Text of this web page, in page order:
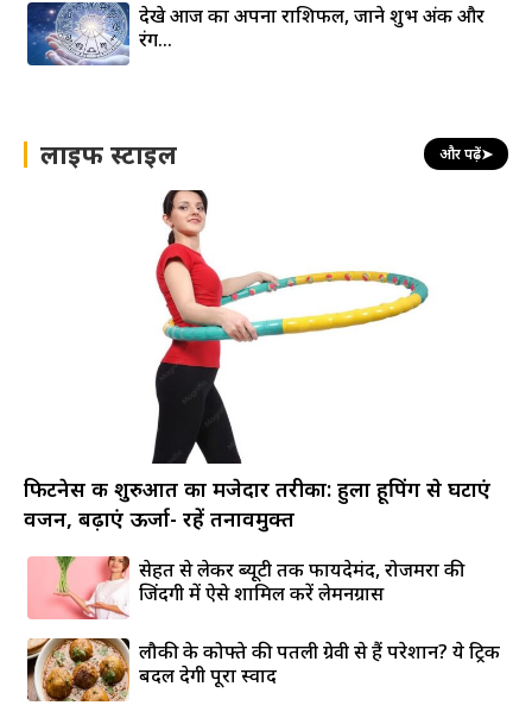
देखे आज का अपना राशिफल, जाने शुभ अंक और
रंग…
लाइफ स्टाइल और पढ़ें➤
फिटनेस की शुरुआत का मजेदार तरीका: हुला हूपिंग से घटाएं
वजन, बढ़ाएं ऊर्जा- रहें तनावमुक्त
सेहत से लेकर ब्यूटी तक फायदेमंद, रोजमर्रा की
जिंदगी में ऐसे शामिल करें लेमनग्रास
लौकी के कोफ्ते की पतली ग्रेवी से हैं परेशान? ये ट्रिक
बदल देगी पूरा स्वाद